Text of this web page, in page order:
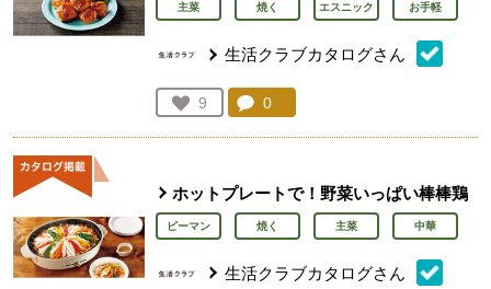
主菜 焼く エスニック お手軽
生活クラブカタログさん
お気に入り登録：
9
人が登録
コメント：
0
ホットプレートで！野菜いっぱい棒棒鶏
ピーマン 焼く 主菜 中華
生活クラブカタログさん